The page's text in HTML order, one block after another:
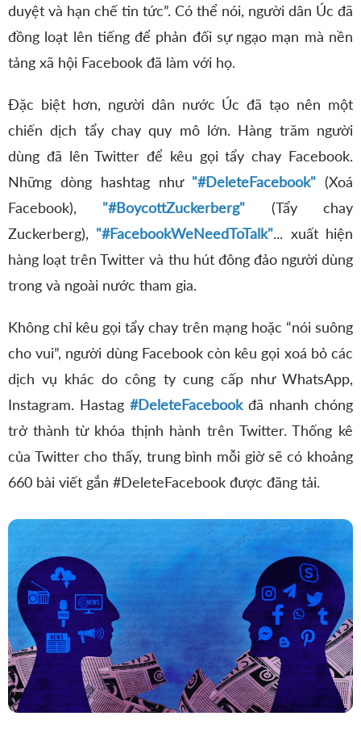
duyệt và hạn chế tin tức”. Có thể nói, người dân Úc đã
đồng loạt lên tiếng để phản đối sự ngạo mạn mà nền
tảng xã hội Facebook đã làm với họ.
Đặc biệt hơn, người dân nước Úc đã tạo nên một
chiến dịch tẩy chay quy mô lớn. Hàng trăm người
dùng đã lên Twitter để kêu gọi tẩy chay Facebook.
Những dòng hashtag như "#DeleteFacebook" (Xoá
Facebook),
"#BoycottZuckerberg"
(Tẩy chay
Zuckerberg), "#FacebookWeNeedToTalk"... xuất hiện
hàng loạt trên Twitter và thu hút đông đảo người dùng
trong và ngoài nước tham gia.
Không chỉ kêu gọi tẩy chay trên mạng hoặc “nói suông
cho vui”, người dùng Facebook còn kêu gọi xoá bỏ các
dịch vụ khác do công ty cung cấp như WhatsApp,
Instagram. Hastag #DeleteFacebookđã nhanh chóng
trở thành từ khóa thịnh hành trên Twitter. Thống kê
của Twitter cho thấy, trung bình mỗi giờ sẽ có khoảng
660 bài viết gắn #DeleteFacebook được đăng tải.